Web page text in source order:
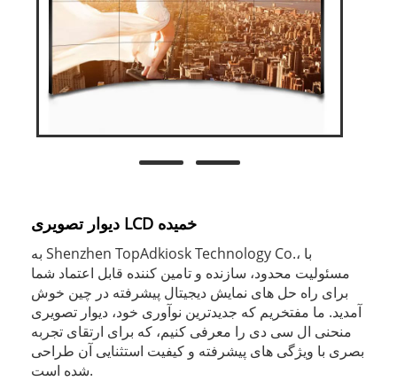
دیوار تصویری LCD خمیده
به Shenzhen TopAdkiosk Technology Co.، با
مسئولیت محدود، سازنده و تامین کننده قابل اعتماد شما
برای راه حل های نمایش دیجیتال پیشرفته در چین خوش
آمدید. ما مفتخریم که جدیدترین نوآوری خود، دیوار تصویری
منحنی ال سی دی را معرفی کنیم، که برای ارتقای تجربه
بصری با ویژگی های پیشرفته و کیفیت استثنایی آن طراحی
شده است.